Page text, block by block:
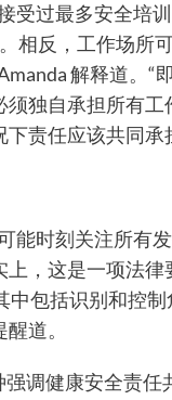
受过最多安全培
相反，工作场所
解释道。
独自承担所有
责任应该共同承
能时刻关注所有
上，这是一项法律
包括识别和控
道。
调健康安全责